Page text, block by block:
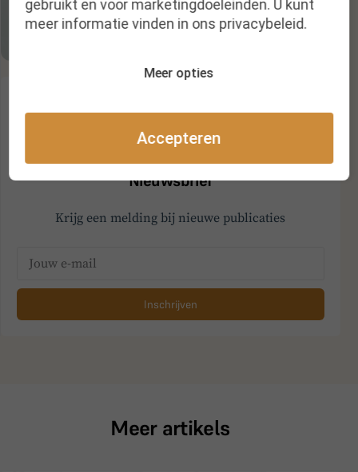
Nieuwsbrief
Krijg een melding bij nieuwe publicaties
Inschrijven
Meer artikels
gebruikt en voor marketingdoeleinden. U kunt
meer informatie vinden in ons privacybeleid.
Meer opties
Accepteren